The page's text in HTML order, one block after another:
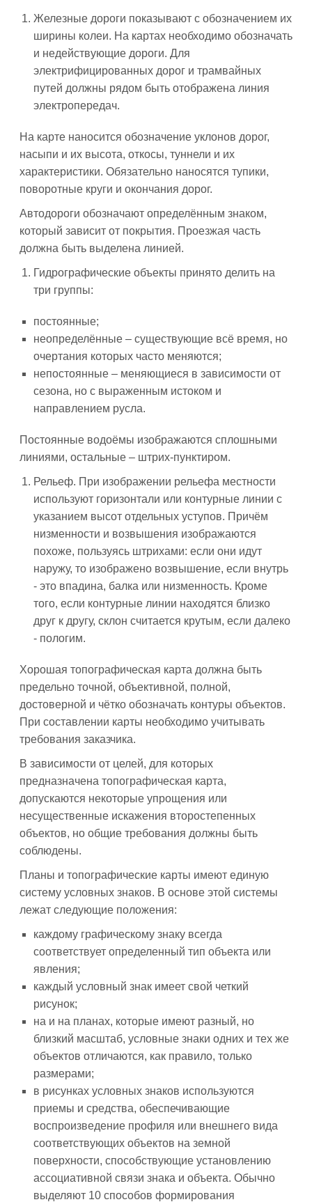
Железные дороги показывают с обозначением их
ширины колеи. На картах необходимо обозначать
и недействующие дороги. Для
электрифицированных дорог и трамвайных
путей должны рядом быть отображена линия
электропередач.
На карте наносится обозначение уклонов дорог,
насыпи и их высота, откосы, туннели и их
характеристики. Обязательно наносятся тупики,
поворотные круги и окончания дорог.
Автодороги обозначают определённым знаком,
который зависит от покрытия. Проезжая часть
должна быть выделена линией.
Гидрографические объекты принято делить на
три группы:
постоянные;
неопределённые – существующие всё время, но
очертания которых часто меняются;
непостоянные – меняющиеся в зависимости от
сезона, но с выраженным истоком и
направлением русла.
Постоянные водоёмы изображаются сплошными
линиями, остальные – штрих-пунктиром.
Рельеф. При изображении рельефа местности
используют горизонтали или контурные линии с
указанием высот отдельных уступов. Причём
низменности и возвышения изображаются
похоже, пользуясь штрихами: если они идут
наружу, то изображено возвышение, если внутрь
- это впадина, балка или низменность. Кроме
того, если контурные линии находятся близко
друг к другу, склон считается крутым, если далеко
- пологим.
Хорошая топографическая карта должна быть
предельно точной, объективной, полной,
достоверной и чётко обозначать контуры объектов.
При составлении карты необходимо учитывать
требования заказчика.
В зависимости от целей, для которых
предназначена топографическая карта,
допускаются некоторые упрощения или
несущественные искажения второстепенных
объектов, но общие требования должны быть
соблюдены.
Планы и топографические карты имеют единую
систему условных знаков. В основе этой системы
лежат следующие положения:
каждому графическому знаку всегда
соответствует определенный тип объекта или
явления;
каждый условный знак имеет свой четкий
рисунок;
на и на планах, которые имеют разный, но
близкий масштаб, условные знаки одних и тех же
объектов отличаются, как правило, только
размерами;
в рисунках условных знаков используются
приемы и средства, обеспечивающие
воспроизведение профиля или внешнего вида
соответствующих объектов на земной
поверхности, способствующие установлению
ассоциативной связи знака и объекта. Обычно
выделяют 10 способов формирования